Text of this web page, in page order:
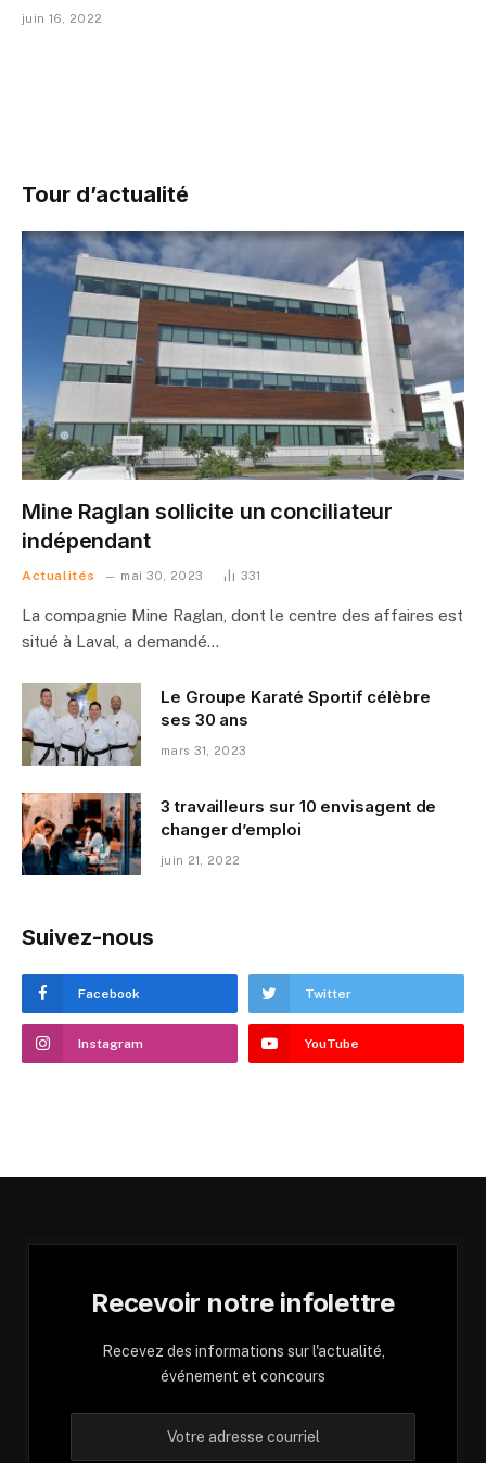
juin 16, 2022
Tour d’actualité
Mine Raglan sollicite un conciliateur
indépendant
Actualités mai 30, 2023 331
La compagnie Mine Raglan, dont le centre des affaires est
situé à Laval, a demandé…
Le Groupe Karaté Sportif célèbre
ses 30 ans
mars 31, 2023
3 travailleurs sur 10 envisagent de
changer d’emploi
juin 21, 2022
Suivez-nous
Facebook Twitter
Instagram YouTube
Recevoir notre infolettre
Recevez des informations sur l'actualité,
événement et concours